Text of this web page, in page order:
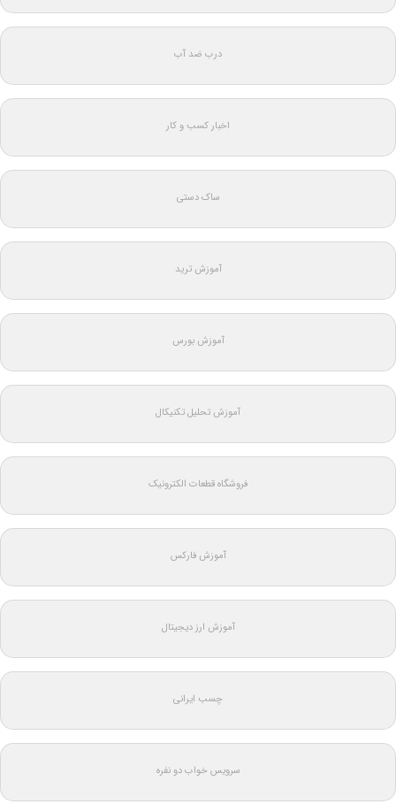
درب ضد آب
اخبار کسب و کار
ساک دستی
آموزش ترید
آموزش بورس
آموزش تحلیل تکنیکال
فروشگاه قطعات الکترونیک
آموزش فارکس
آموزش ارز دیجیتال
چسب ایرانی
سرویس خواب دو نفره